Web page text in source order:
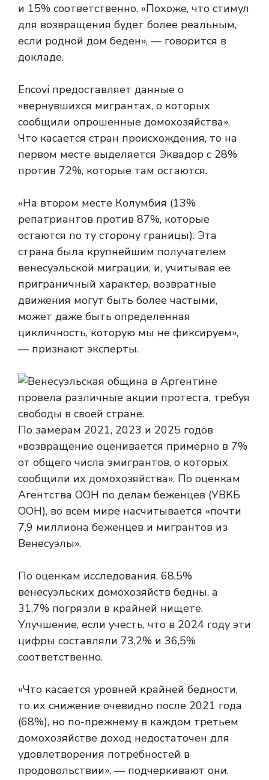
и 15% соответственно. «Похоже, что стимул
для возвращения будет более реальным,
если родной дом беден», — говорится в
докладе.
Encovi предоставляет данные о
«вернувшихся мигрантах, о которых
сообщили опрошенные домохозяйства».
Что касается стран происхождения, то на
первом месте выделяется Эквадор с 28%
против 72%, которые там остаются.
«На втором месте Колумбия (13%
репатриантов против 87%, которые
остаются по ту сторону границы). Эта
страна была крупнейшим получателем
венесуэльской миграции, и, учитывая ее
приграничный характер, возвратные
движения могут быть более частыми,
может даже быть определенная
цикличность, которую мы не фиксируем»,
— признают эксперты.
По замерам 2021, 2023 и 2025 годов
«возвращение оценивается примерно в 7%
от общего числа эмигрантов, о которых
сообщили их домохозяйства». По оценкам
Агентства ООН по делам беженцев (УВКБ
ООН), во всем мире насчитывается «почти
7,9 миллиона беженцев и мигрантов из
Венесуэлы».
По оценкам исследования, 68,5%
венесуэльских домохозяйств бедны, а
31,7% погрязли в крайней нищете.
Улучшение, если учесть, что в 2024 году эти
цифры составляли 73,2% и 36,5%
соответственно.
«Что касается уровней крайней бедности,
то их снижение очевидно после 2021 года
(68%), но по-прежнему в каждом третьем
домохозяйстве доход недостаточен для
удовлетворения потребностей в
продовольствии», — подчеркивают они.